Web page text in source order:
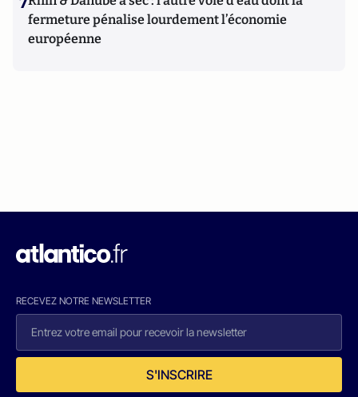
fermeture pénalise lourdement l’économie
européenne
RECEVEZ NOTRE NEWSLETTER
S'INSCRIRE